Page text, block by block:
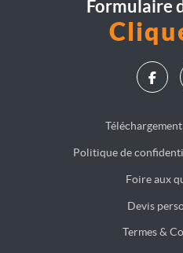
Formulaire
Politique de
Foire aux
Devis
Termes &